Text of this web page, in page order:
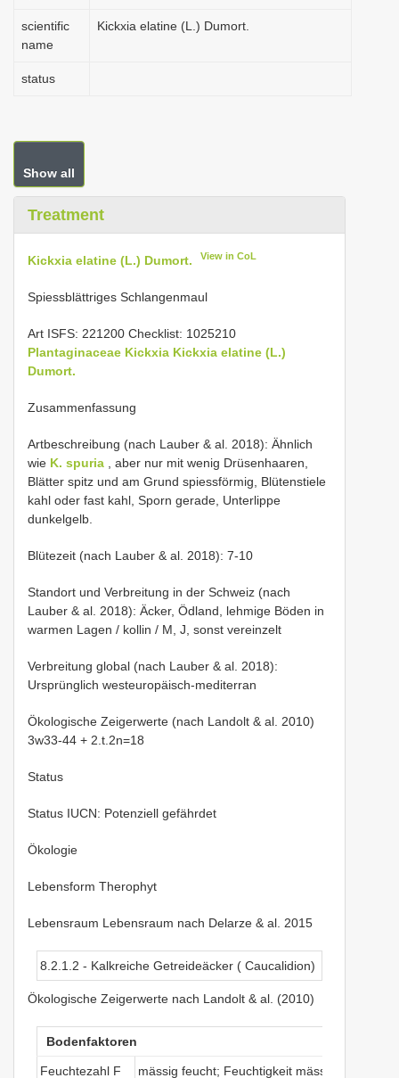
scientific
name
Kickxia elatine (L.) Dumort.
status
Show all
Treatment
Kickxia elatine (L.) Dumort. View in CoL
Spiessblättriges Schlangenmaul
Art ISFS: 221200 Checklist: 1025210
Plantaginaceae Kickxia Kickxia elatine (L.)
Dumort.
Zusammenfassung
Artbeschreibung (nach Lauber & al. 2018): Ähnlich
wie K. spuria , aber nur mit wenig Drüsenhaaren,
Blätter spitz und am Grund spiessförmig, Blütenstiele
kahl oder fast kahl, Sporn gerade, Unterlippe
dunkelgelb.
Blütezeit (nach Lauber & al. 2018): 7-10
Standort und Verbreitung in der Schweiz (nach
Lauber & al. 2018): Äcker, Ödland, lehmige Böden in
warmen Lagen / kollin / M, J, sonst vereinzelt
Verbreitung global (nach Lauber & al. 2018):
Ursprünglich westeuropäisch-mediterran
Ökologische Zeigerwerte (nach Landolt & al. 2010)
3w33-44 + 2.t.2n=18
Status
Status IUCN: Potenziell gefährdet
Ökologie
Lebensform Therophyt
Lebensraum Lebensraum nach Delarze & al. 2015
8.2.1.2 - Kalkreiche Getreideäcker ( Caucalidion)
Ökologische Zeigerwerte nach Landolt & al. (2010)
Bodenfaktoren
Feuchtezahl F mässig feucht; Feuchtigkeit mässig